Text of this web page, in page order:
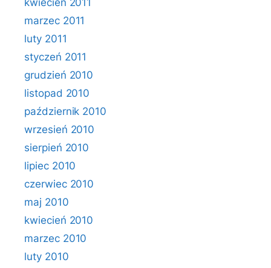
kwiecień 2011
marzec 2011
luty 2011
styczeń 2011
grudzień 2010
listopad 2010
październik 2010
wrzesień 2010
sierpień 2010
lipiec 2010
czerwiec 2010
maj 2010
kwiecień 2010
marzec 2010
luty 2010